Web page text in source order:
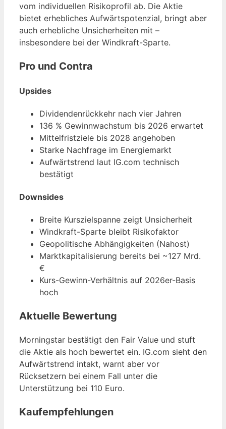
vom individuellen Risikoprofil ab. Die Aktie
bietet erhebliches Aufwärtspotenzial, bringt aber
auch erhebliche Unsicherheiten mit –
insbesondere bei der Windkraft-Sparte.
Pro und Contra
Upsides
Dividendenrückkehr nach vier Jahren
136 % Gewinnwachstum bis 2026 erwartet
Mittelfristziele bis 2028 angehoben
Starke Nachfrage im Energiemarkt
Aufwärtstrend laut IG.com technisch
bestätigt
Downsides
Breite Kurszielspanne zeigt Unsicherheit
Windkraft-Sparte bleibt Risikofaktor
Geopolitische Abhängigkeiten (Nahost)
Marktkapitalisierung bereits bei ~127 Mrd.
€
Kurs-Gewinn-Verhältnis auf 2026er-Basis
hoch
Aktuelle Bewertung
Morningstar bestätigt den Fair Value und stuft
die Aktie als hoch bewertet ein. IG.com sieht den
Aufwärtstrend intakt, warnt aber vor
Rücksetzern bei einem Fall unter die
Unterstützung bei 110 Euro.
Kaufempfehlungen